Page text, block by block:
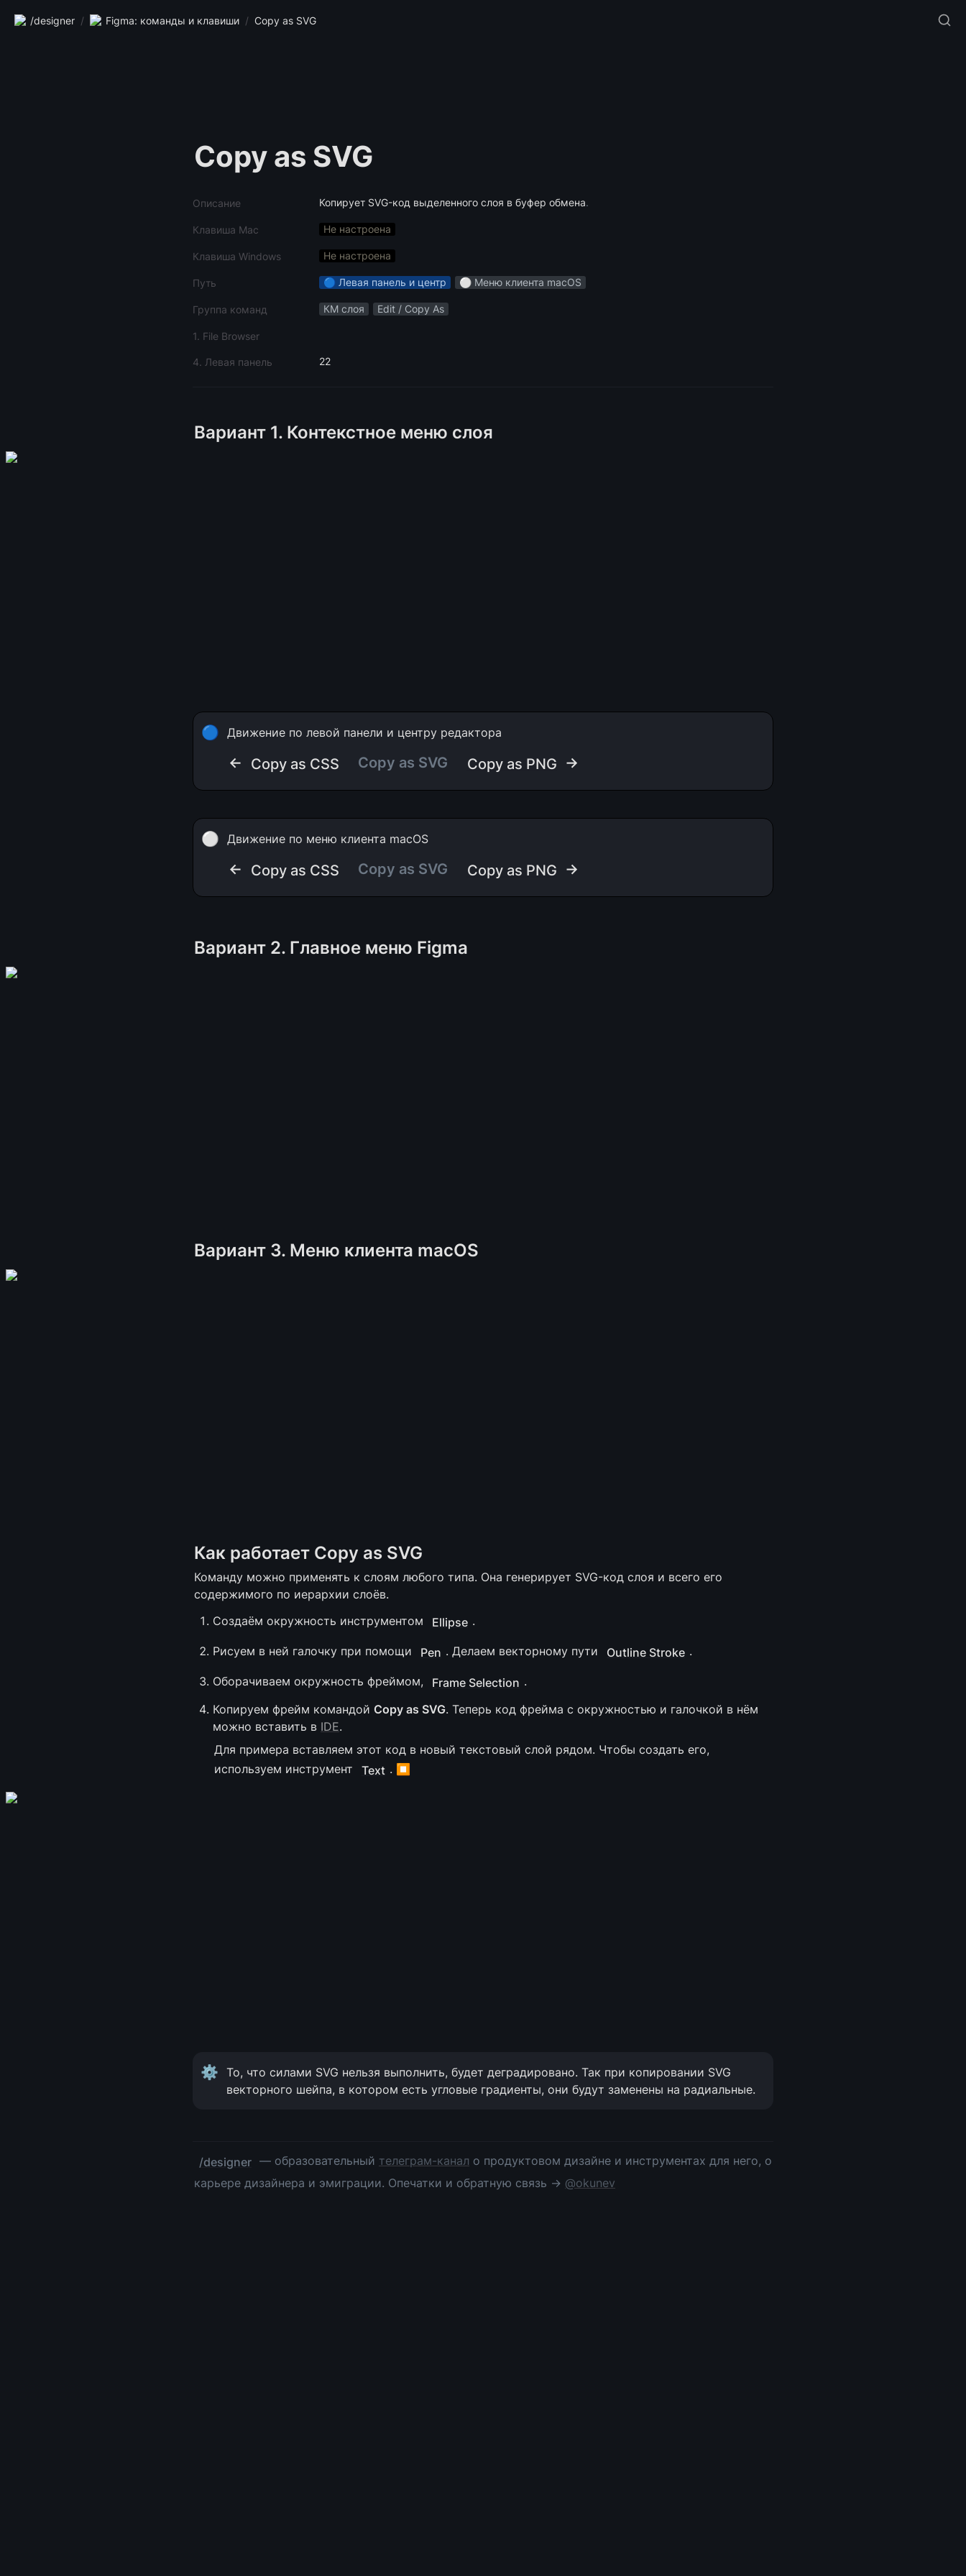
/designer / Figma: команды и клавиши / Copy as SVG
Copy as SVG
Описание Копирует SVG-код выделенного слоя в буфер обмена.
Клавиша Mac Не настроена
Клавиша Windows Не настроена
Путь 🔵 Левая панель и центр ⚪️ Меню клиента macOS
Группа команд КМ слоя Edit / Copy As
1. File Browser
4. Левая панель 22
Вариант 1. Контекстное меню слоя
🔵 Движение по левой панели и центру редактора
← Copy as CSS Copy as SVG Copy as PNG →
⚪ Движение по меню клиента macOS
← Copy as CSS Copy as SVG Copy as PNG →
Вариант 2. Главное меню Figma
Вариант 3. Меню клиента macOS
Как работает Copy as SVG
Команду можно применять к слоям любого типа. Она генерирует SVG-код слоя и всего его
содержимого по иерархии слоёв.
Создаём окружность инструментом
Ellipse .
Рисуем в ней галочку при помощи Pen . Делаем векторному пути Outline Stroke .
Оборачиваем окружность фреймом, Frame Selection .
Копируем фрейм командой Copy as SVG. Теперь код фрейма с окружностью и галочкой в нём
можно вставить в IDE.
Для примера вставляем этот код в новый текстовый слой рядом. Чтобы создать его,
используем инструмент
Text . ⏹️
⚙ То, что силами SVG нельзя выполнить, будет деградировано. Так при копировании SVG
векторного шейпа, в котором есть угловые градиенты, они будут заменены на радиальные.
/designer — образовательный телеграм-канал о продуктовом дизайне и инструментах для него, о
карьере дизайнера и эмиграции. Опечатки и обратную связь → @okunev